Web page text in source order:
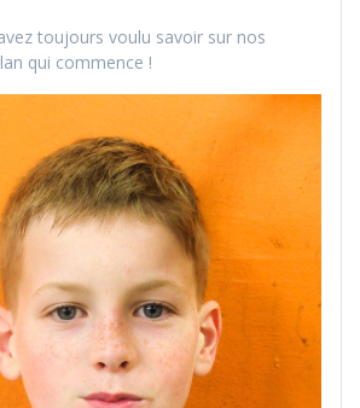
toujours voulu savoir sur nos
qui commence !